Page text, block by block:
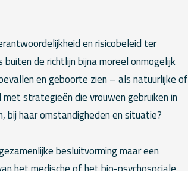
en risicobeleid ter
de richtlijn bijna moreel onmogelijk
en geboorte zien – als natuurlijke of
strategieën die vrouwen gebruiken in
bij haar omstandigheden en situatie?
besluitvorming maar een